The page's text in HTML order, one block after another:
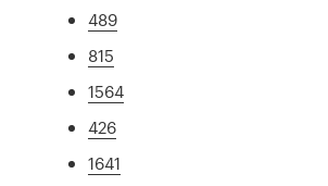
489
815
1564
426
1641